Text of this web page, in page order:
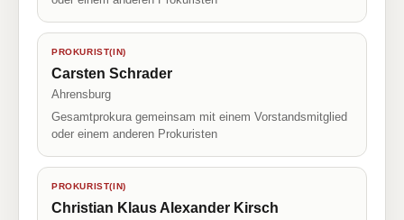
PROKURIST(IN)
Carsten Schrader
Ahrensburg
Gesamtprokura gemeinsam mit einem Vorstandsmitglied
oder einem anderen Prokuristen
PROKURIST(IN)
Christian Klaus Alexander Kirsch